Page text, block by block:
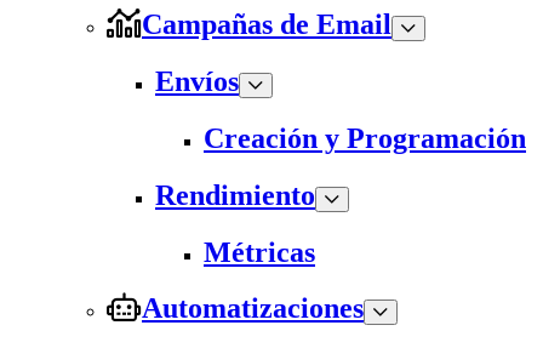
Campañas de Email
Envíos
Creación y Programación
Rendimiento
Métricas
Automatizaciones